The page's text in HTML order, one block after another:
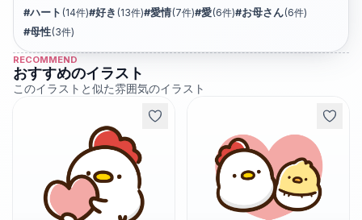
#ハート (14件)#好き (13件)#愛情(7件)#愛(6件)#お母さん(6件)
#母性(3件)
RECOMMEND
おすすめのイラスト
このイラストと似た雰囲気のイラスト